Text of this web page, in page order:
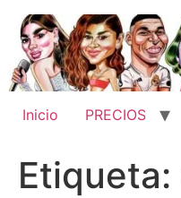
contenido
Inicio PRECIOS
Etiqueta: